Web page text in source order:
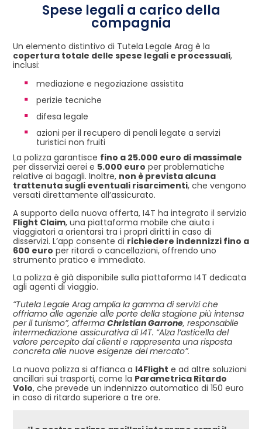
Spese legali a carico della
compagnia
Un elemento distintivo di Tutela Legale Arag è la
copertura totale delle spese legali e processuali,
inclusi:
mediazione e negoziazione assistita
perizie tecniche
difesa legale
azioni per il recupero di penali legate a servizi
turistici non fruiti
La polizza garantisce fino a 25.000 euro di massimale
per disservizi aerei e 5.000 euro per problematiche
relative ai bagagli. Inoltre, non è prevista alcuna
trattenuta sugli eventuali risarcimenti, che vengono
versati direttamente all’assicurato.
A supporto della nuova offerta, I4T ha integrato il servizio
Flight Claim, una piattaforma mobile che aiuta i
viaggiatori a orientarsi tra i propri diritti in caso di
disservizi. L’app consente di richiedere indennizzi fino a
600 euro per ritardi o cancellazioni, offrendo uno
strumento pratico e immediato.
La polizza è già disponibile sulla piattaforma I4T dedicata
agli agenti di viaggio.
“Tutela Legale Arag amplia la gamma di servizi che
offriamo alle agenzie alle porte della stagione più intensa
per il turismo”, afferma Christian Garrone, responsabile
intermediazione assicurativa di I4T. “Alza l’asticella del
valore percepito dai clienti e rappresenta una risposta
concreta alle nuove esigenze del mercato”.
La nuova polizza si affianca a I4Flight e ad altre soluzioni
ancillari sui trasporti, come la Parametrica Ritardo
Volo, che prevede un indennizzo automatico di 150 euro
in caso di ritardo superiore a tre ore.